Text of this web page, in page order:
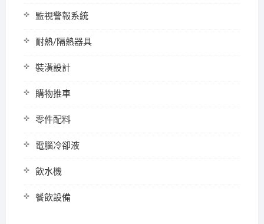
監視警報系統
耐熱/隔熱器具
裝潢設計
購物推車
零件配料
電腦冷卻液
飲水機
餐飲設備